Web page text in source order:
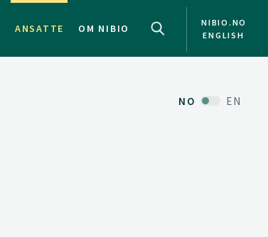
ANSATTE OM NIBIO
NIBIO.NO
ENGLISH
NO EN